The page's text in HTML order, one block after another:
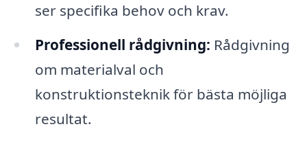
ser specifika behov och krav.
Professionell rådgivning: Rådgivning
om materialval och
konstruktionsteknik för bästa möjliga
resultat.